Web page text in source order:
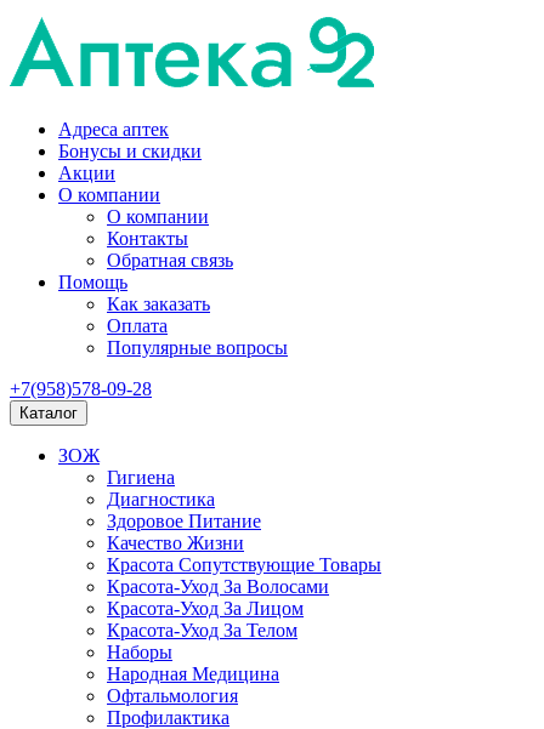
Адреса аптек
Бонусы и скидки
Акции
О компании
О компании
Контакты
Обратная связь
Помощь
Как заказать
Оплата
Популярные вопросы
+7(958)578-09-28
Каталог
ЗОЖ
Гигиена
Диагностика
Здоровое Питание
Качество Жизни
Красота Сопутствующие Товары
Красота-Уход За Волосами
Красота-Уход За Лицом
Красота-Уход За Телом
Наборы
Народная Медицина
Офтальмология
Профилактика